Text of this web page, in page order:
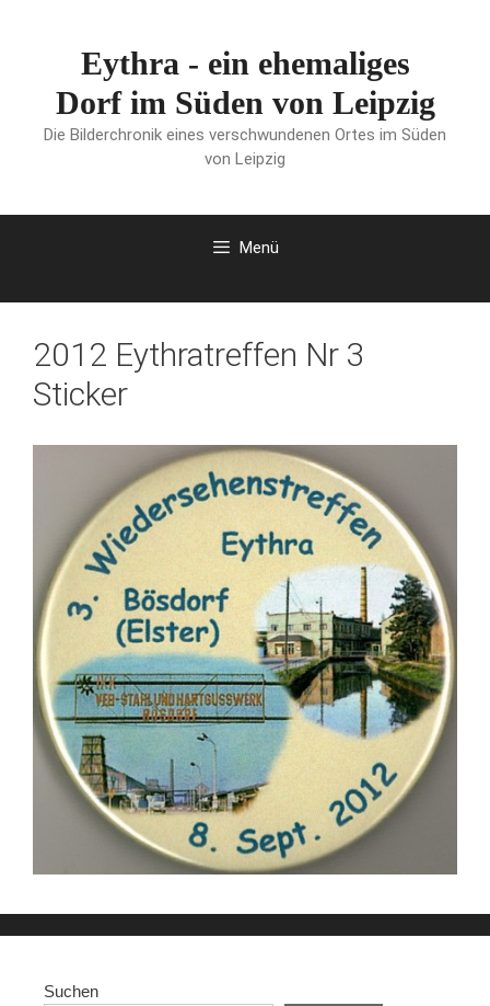
Eythra - ein ehemaliges
Dorf im Süden von Leipzig
Die Bilderchronik eines verschwundenen Ortes im Süden
von Leipzig
Menü
2012 Eythratreffen Nr 3
Sticker
Suchen